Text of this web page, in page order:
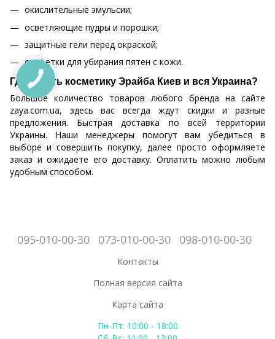
окислительные эмульсии;
осветляющие пудры и порошки;
защитные гели перед окраской;
салфетки для убирания пятен с кожи.
Где купить косметику Эрайба Киев и вся Украина?
Большое количество товаров любого бренда на сайте
zaya.com.ua, здесь вас всегда ждут скидки и разные
предложения. Быстрая доставка по всей территории
Украины. Наши менеджеры помогут вам убедиться в
выборе и совершить покупку, далее просто оформляете
заказ и ожидаете его доставку. Оплатить можно любым
удобным способом.
095-010-00-30 073-010-00-30 098-010-00-30
Контакты
Полная версия сайта
Карта сайта
Пн-Пт: 10:00 - 18:00